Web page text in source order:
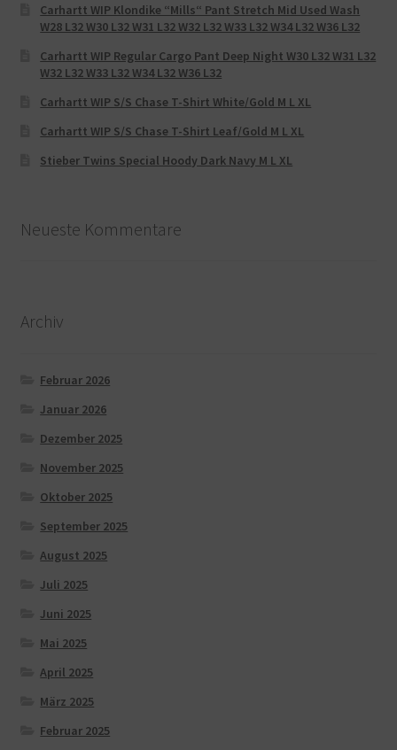
Carhartt WIP Klondike “Mills“ Pant Stretch Mid Used Wash
W28 L32 W30 L32 W31 L32 W32 L32 W33 L32 W34 L32 W36 L32
Carhartt WIP Regular Cargo Pant Deep Night W30 L32 W31 L32
W32 L32 W33 L32 W34 L32 W36 L32
Carhartt WIP S/S Chase T-Shirt White/Gold M L XL
Carhartt WIP S/S Chase T-Shirt Leaf/Gold M L XL
Stieber Twins Special Hoody Dark Navy M L XL
Neueste Kommentare
Archiv
Februar 2026
Januar 2026
Dezember 2025
November 2025
Oktober 2025
September 2025
August 2025
Juli 2025
Juni 2025
Mai 2025
April 2025
März 2025
Februar 2025